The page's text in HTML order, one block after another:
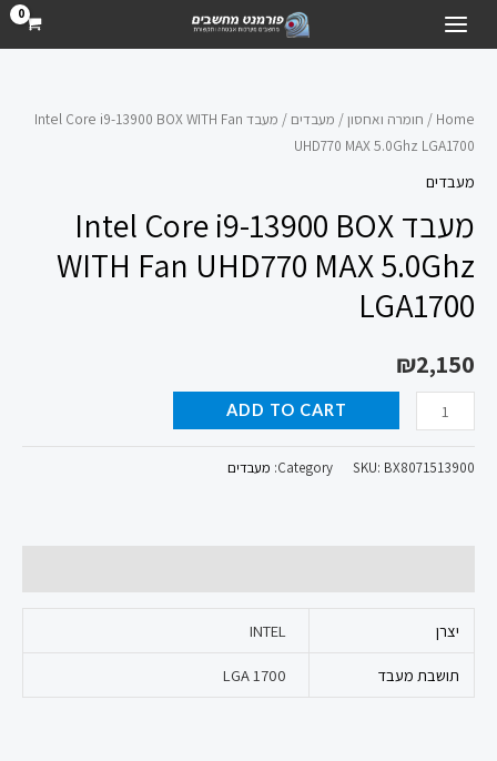
לתוכן
MAIN
Home
/ חומרה ואחסון/ מעבדים
/ מעבד Intel Core i9-13900 BOX WITH Fan
UHD770 MAX 5.0Ghz LGA1700
מעבדים
מעבד Intel Core i9-13900 BOX
WITH Fan UHD770 MAX 5.0Ghz
LGA1700
₪2,150
Intel
Core
i9-
BOX
WITH
Fan
MAX
LGA1700
ADD TO CART
SKU: BX8071513900
Category: מעבדים
יצרן INTEL
תושבת מעבד LGA 1700